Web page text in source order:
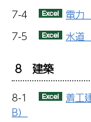
7-4
電力
7-5
水道
8 建築
8-1
着工
B）